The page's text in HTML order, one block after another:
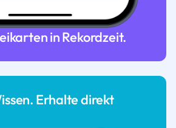
in Rekordzeit.
Erhalte direkt